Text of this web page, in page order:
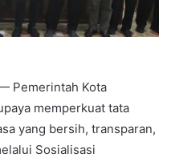
Pemerintah Kota
memperkuat tata
yang bersih, transparan,
Sosialisasi